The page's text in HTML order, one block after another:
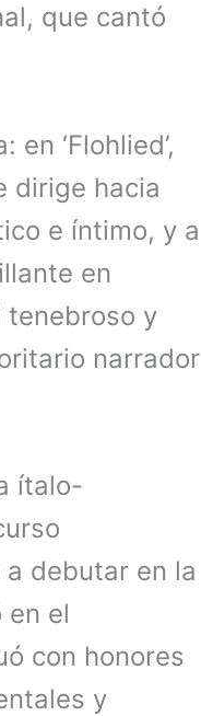
que cantó
‘Flohlied’,
dirige hacia
e íntimo, y a
en
tenebroso y
narrador
ítalo-
debutar en la
en el
con honores
y